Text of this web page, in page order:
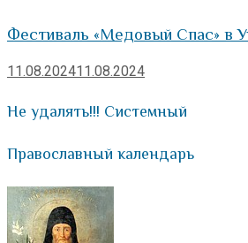
Фестиваль «Медовый Спас» в
11.08.202411.08.2024
Не удалять!!! Системный
Православный календарь